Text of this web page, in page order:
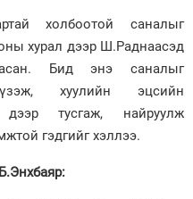
холбоотой саналыг
хурал дээр Ш.Раднаасэд
Бид энэ саналыг
хуулийн эцсийн
дээр тусгаж, найруулж
гэдгийг хэллээ.